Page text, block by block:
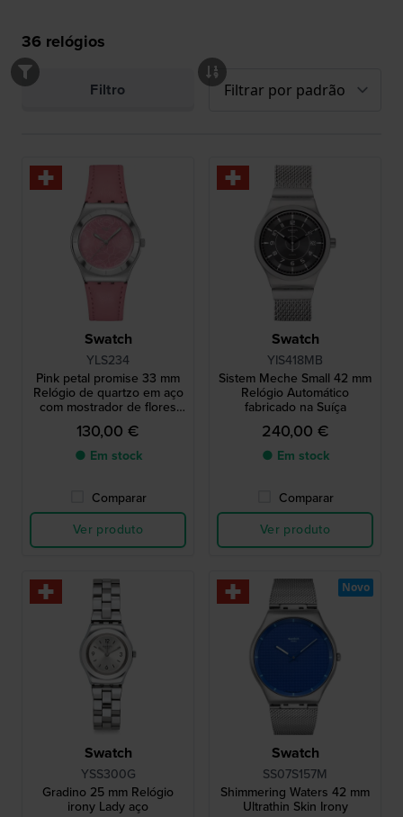
36 relógios
Filtro
Swatch
YLS234
Pink petal promise 33 mm
Relógio de quartzo em aço
com mostrador de flores
cor-de-rosa
130,00 €
● Em stock
Comparar
Ver produto
Swatch
YIS418MB
Sistem Meche Small 42 mm
Relógio Automático
fabricado na Suíça
240,00 €
● Em stock
Comparar
Ver produto
Swatch
YSS300G
Gradino 25 mm Relógio
irony Lady aço
Swatch
SS07S157M
Shimmering Waters 42 mm
Ultrathin Skin Irony
Novo